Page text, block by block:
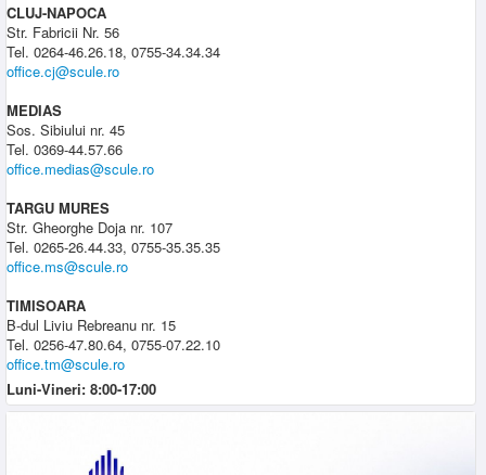
CLUJ-NAPOCA
Str. Fabricii Nr. 56
Tel. 0264-46.26.18, 0755-34.34.34
office.cj@scule.ro
MEDIAS
Sos. Sibiului nr. 45
Tel. 0369-44.57.66
office.medias@scule.ro
TARGU MURES
Str. Gheorghe Doja nr. 107
Tel. 0265-26.44.33, 0755-35.35.35
office.ms@scule.ro
TIMISOARA
B-dul Liviu Rebreanu nr. 15
Tel. 0256-47.80.64, 0755-07.22.10
office.tm@scule.ro
Luni-Vineri: 8:00-17:00